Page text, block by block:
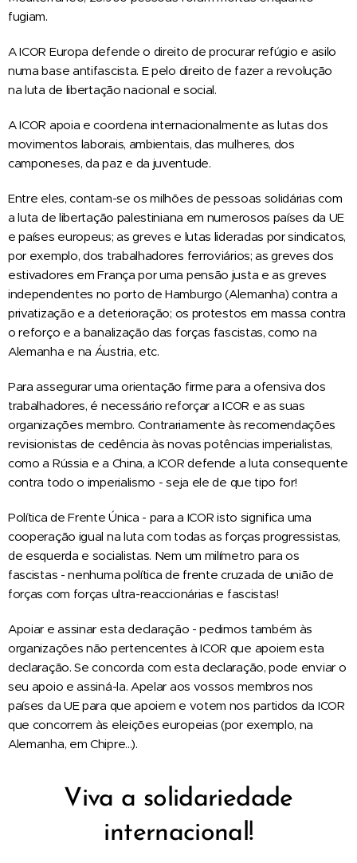
fugiam.
A ICOR Europa defende o direito de procurar refúgio e asilo
numa base antifascista. E pelo direito de fazer a revolução
na luta de libertação nacional e social.
A ICOR apoia e coordena internacionalmente as lutas dos
movimentos laborais, ambientais, das mulheres, dos
camponeses, da paz e da juventude.
Entre eles, contam-se os milhões de pessoas solidárias com
a luta de libertação palestiniana em numerosos países da UE
e países europeus; as greves e lutas lideradas por sindicatos,
por exemplo, dos trabalhadores ferroviários; as greves dos
estivadores em França por uma pensão justa e as greves
independentes no porto de Hamburgo (Alemanha) contra a
privatização e a deterioração; os protestos em massa contra
o reforço e a banalização das forças fascistas, como na
Alemanha e na Áustria, etc.
Para assegurar uma orientação firme para a ofensiva dos
trabalhadores, é necessário reforçar a ICOR e as suas
organizações membro. Contrariamente às recomendações
revisionistas de cedência às novas potências imperialistas,
como a Rússia e a China, a ICOR defende a luta consequente
contra todo o imperialismo - seja ele de que tipo for!
Política de Frente Única - para a ICOR isto significa uma
cooperação igual na luta com todas as forças progressistas,
de esquerda e socialistas. Nem um milímetro para os
fascistas - nenhuma política de frente cruzada de união de
forças com forças ultra-reaccionárias e fascistas!
Apoiar e assinar esta declaração - pedimos também às
organizações não pertencentes à ICOR que apoiem esta
declaração. Se concorda com esta declaração, pode enviar o
seu apoio e assiná-la. Apelar aos vossos membros nos
países da UE para que apoiem e votem nos partidos da ICOR
que concorrem às eleições europeias (por exemplo, na
Alemanha, em Chipre...).
Viva a solidariedade
internacional!